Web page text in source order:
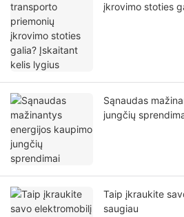
įkrovimo stoties
Sąnaudas
jungčių
Taip įkraukite
saugiau